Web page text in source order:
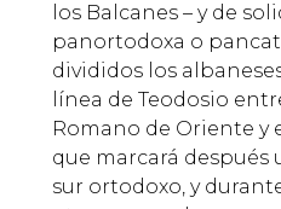
los Balcanes – y de
panortodoxa o
divididos los
línea de Teodosio
Romano de Oriente y
que marcará después
sur ortodoxo, y